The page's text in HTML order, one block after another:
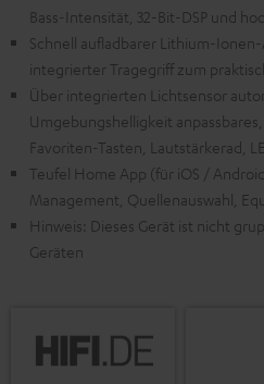
Bass-Intensität, 32-Bit-DSP und
Schnell aufladbarer Lithium-Ionen-
integrierter Tragegriff zum
Über integrierten Lichtsensor
Umgebungshelligkeit
Favoriten-Tasten, Lautstärkerad,
Teufel Home App (für iOS /
Management, Quellenauswahl,
Hinweis: Dieses Gerät ist nicht
Geräten